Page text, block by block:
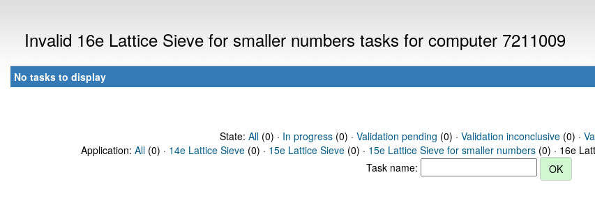
Invalid 16e Lattice Sieve for smaller numbers tasks for computer 7211009
No tasks to display
State: All(0) · In progress(0) · Validation pending (0) · Validation inconclusive(0) ·
Application: All (0) · 14e Lattice Sieve (0) · 15e Lattice Sieve (0) · 15e Lattice Sieve for smaller numbers (0) · 16e
Task name: